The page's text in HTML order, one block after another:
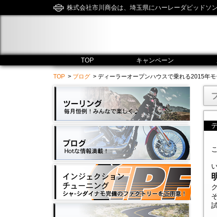
株式会社市川商会は、埼玉県にハーレーダビッドソ
TOP キャンペーン
TOP > ブログ > ディーラーオープンハウスで乗れる2015年